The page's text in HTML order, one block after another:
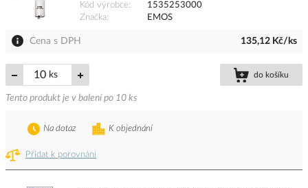
Kód výrobce
1535253000
Značka
EMOS
Cena s DPH 135,12 Kč/ks
ks do košíku
Tento produkt je v balení po 10 ks
Přidat k porovnání
K objednání
Na dotaz